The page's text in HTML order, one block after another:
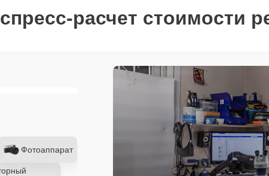
расчет стоимости
Фотоаппарат